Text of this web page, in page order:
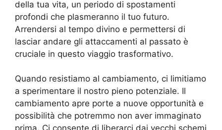
della tua vita, un periodo di spostamenti
profondi che plasmeranno il tuo futuro.
Arrendersi al tempo divino e permettersi di
lasciar andare gli attaccamenti al passato è
cruciale in questo viaggio trasformativo.
Quando resistiamo al cambiamento, ci limitiamo
a sperimentare il nostro pieno potenziale. Il
cambiamento apre porte a nuove opportunità e
possibilità che potremmo non aver immaginato